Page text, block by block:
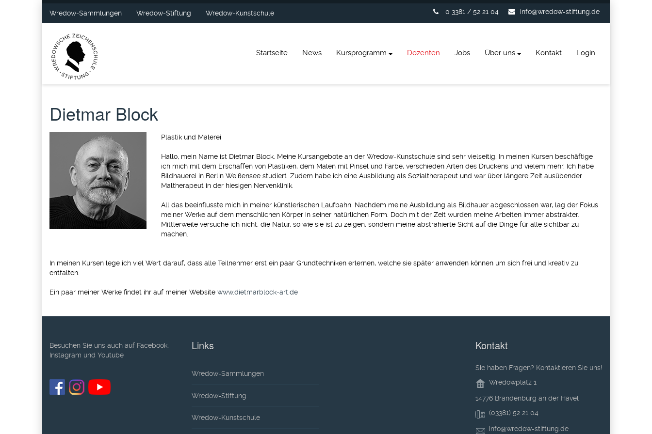
Wredow-Sammlungen Wredow-Stiftung Wredow-Kunstschule 0 3381 / 52 21 04 info@wredow-stiftung.de
Startseite News Kursprogramm Dozenten Jobs Über uns Kontakt Login
Dietmar Block
Plastik und Malerei
Hallo, mein Name ist Dietmar Block. Meine Kursangebote an der Wredow-Kunstschule sind sehr vielseitig. In meinen Kursen beschäftige
ich mich mit dem Erschaffen von Plastiken, dem Malen mit Pinsel und Farbe, verschieden Arten des Druckens und vielem mehr. Ich habe
Bildhauerei in Berlin Weißensee studiert. Zudem habe ich eine Ausbildung als Sozialtherapeut und war über längere Zeit ausübender
Maltherapeut in der hiesigen Nervenklinik.
All das beeinflusste mich in meiner künstlerischen Laufbahn. Nachdem meine Ausbildung als Bildhauer abgeschlossen war, lag der Fokus
meiner Werke auf dem menschlichen Körper in seiner natürlichen Form. Doch mit der Zeit wurden meine Arbeiten immer abstrakter.
Mittlerweile versuche ich nicht, die Natur, so wie sie ist zu zeigen, sondern meine abstrahierte Sicht auf die Dinge für alle sichtbar zu
machen.
In meinen Kursen lege ich viel Wert darauf, dass alle Teilnehmer erst ein paar Grundtechniken erlernen, welche sie später anwenden können um sich frei und kreativ zu
entfalten.
Ein paar meiner Werke findet ihr auf meiner Website www.dietmarblock-art.de
Besuchen Sie uns auch auf Facebook,
Instagram und Youtube
Links
Wredow-Sammlungen
Wredow-Stiftung
Wredow-Kunstschule
Kontakt
Sie haben Fragen? Kontaktieren Sie uns!
Wredowplatz 1
14776 Brandenburg an der Havel
(03381) 52 21 04
info@wredow-stiftung.de